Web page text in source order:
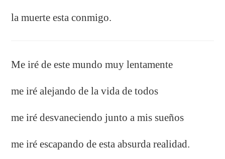
la muerte esta conmigo.
Me iré de este mundo muy lentamente
me iré alejando de la vida de todos
me iré desvaneciendo junto a mis sueños
me iré escapando de esta absurda realidad.